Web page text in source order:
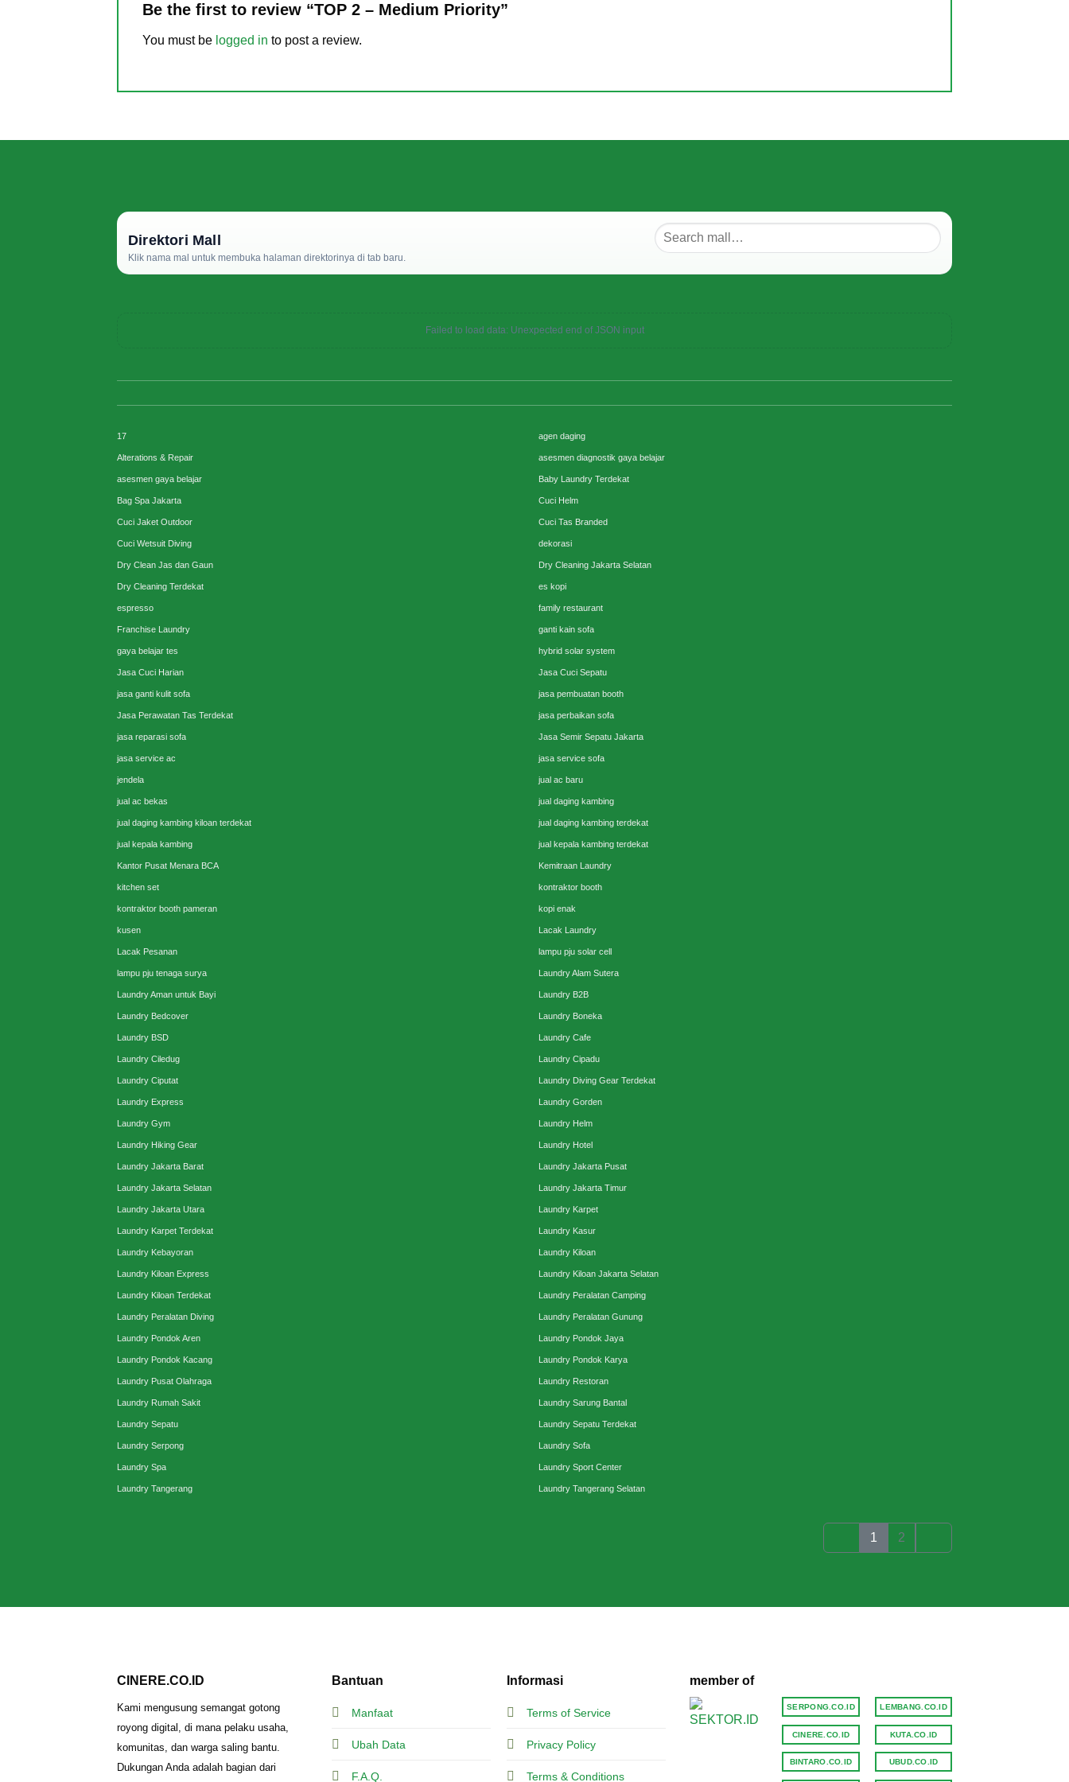
Be the first to review “TOP 2 – Medium Priority”
You must be logged in to post a review.
Direktori Mall
Klik nama mal untuk membuka halaman direktorinya di tab baru.
Failed to load data: Unexpected end of JSON input
17 agen daging
Alterations & Repair asesmen diagnostik gaya belajar
asesmen gaya belajar Baby Laundry Terdekat
Bag Spa Jakarta Cuci Helm
Cuci Jaket Outdoor Cuci Tas Branded
Cuci Wetsuit Diving dekorasi
Dry Clean Jas dan Gaun Dry Cleaning Jakarta Selatan
Dry Cleaning Terdekat es kopi
espresso family restaurant
Franchise Laundry ganti kain sofa
gaya belajar tes hybrid solar system
Jasa Cuci Harian Jasa Cuci Sepatu
jasa ganti kulit sofa jasa pembuatan booth
Jasa Perawatan Tas Terdekat jasa perbaikan sofa
jasa reparasi sofa Jasa Semir Sepatu Jakarta
jasa service ac jasa service sofa
jendela jual ac baru
jual ac bekas jual daging kambing
jual daging kambing kiloan terdekat jual daging kambing terdekat
jual kepala kambing jual kepala kambing terdekat
Kantor Pusat Menara BCA Kemitraan Laundry
kitchen set kontraktor booth
kontraktor booth pameran kopi enak
kusen Lacak Laundry
Lacak Pesanan lampu pju solar cell
lampu pju tenaga surya Laundry Alam Sutera
Laundry Aman untuk Bayi Laundry B2B
Laundry Bedcover Laundry Boneka
Laundry BSD Laundry Cafe
Laundry Ciledug Laundry Cipadu
Laundry Ciputat Laundry Diving Gear Terdekat
Laundry Express Laundry Gorden
Laundry Gym Laundry Helm
Laundry Hiking Gear Laundry Hotel
Laundry Jakarta Barat Laundry Jakarta Pusat
Laundry Jakarta Selatan Laundry Jakarta Timur
Laundry Jakarta Utara Laundry Karpet
Laundry Karpet Terdekat Laundry Kasur
Laundry Kebayoran Laundry Kiloan
Laundry Kiloan Express Laundry Kiloan Jakarta Selatan
Laundry Kiloan Terdekat Laundry Peralatan Camping
Laundry Peralatan Diving Laundry Peralatan Gunung
Laundry Pondok Aren Laundry Pondok Jaya
Laundry Pondok Kacang Laundry Pondok Karya
Laundry Pusat Olahraga Laundry Restoran
Laundry Rumah Sakit Laundry Sarung Bantal
Laundry Sepatu Laundry Sepatu Terdekat
Laundry Serpong Laundry Sofa
Laundry Spa Laundry Sport Center
Laundry Tangerang Laundry Tangerang Selatan
1 2
CINERE.CO.ID
Kami mengusung semangat gotong
royong digital, di mana pelaku usaha,
komunitas, dan warga saling bantu.
Dukungan Anda adalah bagian dari
Bantuan
Manfaat
Ubah Data
F.A.Q.
Informasi
Terms of Service
Privacy Policy
Terms & Conditions
member of
SERPONG.CO.ID
CINERE.CO.ID
BINTARO.CO.ID
LEMBANG.CO.ID
KUTA.CO.ID
UBUD.CO.ID